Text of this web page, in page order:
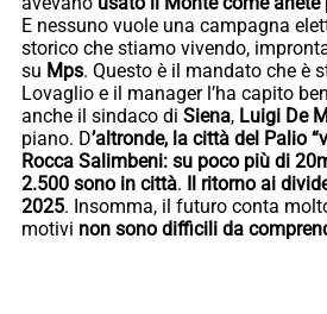
E nessuno vuole una campagna
storico che stiamo vivendo,
su Mps. Questo è il mandato che è
Lovaglio e il manager l’ha capito
anche il sindaco di Siena, Luigi De
piano. D’altronde, la città del Palio
Rocca Salimbeni: su poco più di
2.500 sono in città. Il ritorno ai
2025. Insomma, il futuro conta
motivi non sono difficili da